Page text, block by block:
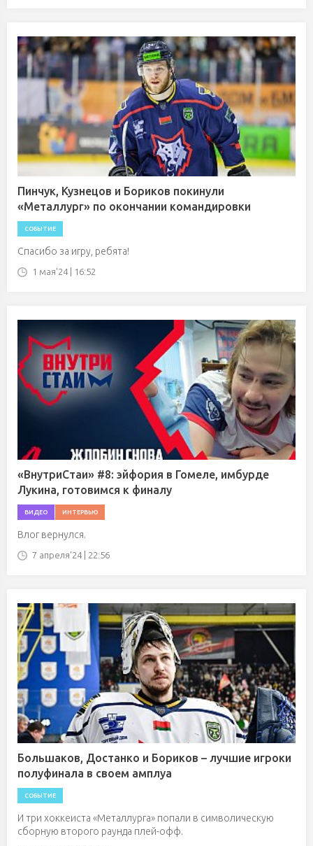
Пинчук, Кузнецов и Бориков покинули
«Металлург» по окончании командировки
СОБЫТИЕ
Спасибо за игру, ребята!
1 мая'24 | 16:52
«ВнутриСтаи» #8: эйфория в Гомеле, имбурде
Лукина, готовимся к финалу
ВИДЕО ИНТЕРВЬЮ
Влог вернулся.
7 апреля'24 | 22:56
Большаков, Достанко и Бориков – лучшие игроки
полуфинала в своем амплуа
СОБЫТИЕ
И три хоккеиста «Металлурга» попали в символическую
сборную второго раунда плей-офф.